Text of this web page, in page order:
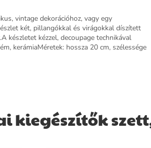
vintage dekorációhoz, vagy egy
két, pillangókkal és virágokkal díszített
készletet kézzel, decoupage technikával
kerámiaMéretek: hossza 20 cm, szélessége
kiegészítők